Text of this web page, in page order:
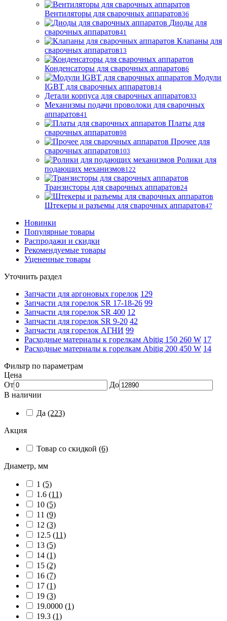
Вентиляторы для сварочных аппаратов36
Диоды для
сварочных аппаратов41
Клапаны для
сварочных аппаратов13
Конденсаторы для сварочных аппаратов6
Модули
IGBT для сварочных аппаратов14
Детали корпуса для сварочных аппаратов33
Механизмы подачи проволоки для сварочных
аппаратов41
Платы для
сварочных аппаратов98
Прочее для
сварочных аппаратов103
Ролики для
подающих механизмов122
Транзисторы для сварочных аппаратов24
Штекеры и разъемы для сварочных аппаратов47
Новинки
Популярные товары
Распродажи и скидки
Рекомендуемые товары
Уцененные товары
Уточнить раздел
Запчасти для аргоновых горелок 129
Запчасти для горелок SR 17-18-26 99
Запчасти для горелок SR 400 12
Запчасти для горелок SR 9-20 42
Запчасти для горелок АГНИ 99
Расходные материалы к горелкам Abitig 150 260 W 17
Расходные материалы к горелкам Abitig 200 450 W 14
Фильтр по параметрам
Цена
От
До
В наличии
Да (223)
Акция
Товар со скидкой (6)
Диаметр, мм
1 (5)
1.6 (11)
10 (5)
11 (9)
12 (3)
12.5 (11)
13 (5)
14 (1)
15 (2)
16 (7)
17 (1)
19 (3)
19.0000 (1)
19.3 (1)